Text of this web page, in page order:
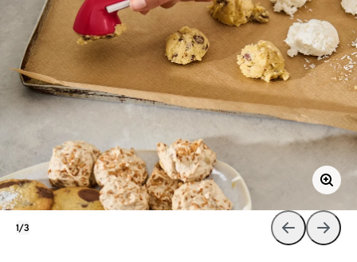
1/3